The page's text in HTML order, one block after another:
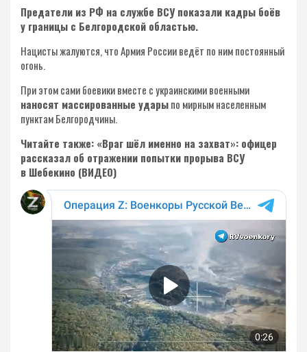
Предатели из РФ на службе ВСУ показали кадры боёв
у границы с Белгородской областью.
Нацисты жалуются, что Армия России ведёт по ним постоянный
огонь.
При этом сами боевики вместе с украинскими военными
наносят массированные ударыпо мирным населенным
пунктам Белгородчины.
Читайте также: «Враг шёл именно на захват»: офицер
рассказал об отражении попытки прорыва ВСУ
в Шебекино (ВИДЕО)